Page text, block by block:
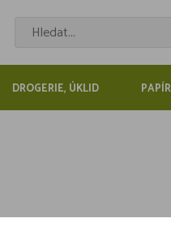
DROGERIE, ÚKLID